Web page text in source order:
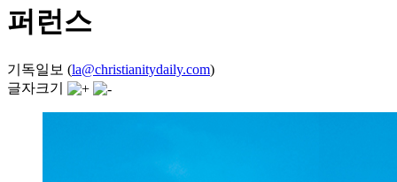
퍼런스
기독일보 (la@christianitydaily.com)
글자크기